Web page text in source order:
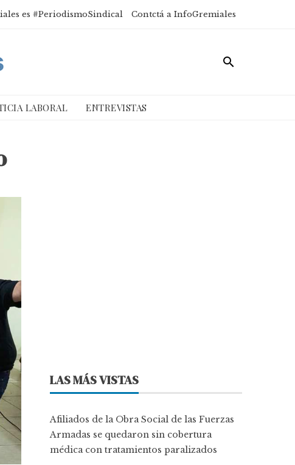
es #PeriodismoSindical Contctá a InfoGremiales
LABORAL ENTREVISTAS
LAS MÁS VISTAS
Afiliados de la Obra Social de las Fuerzas
Armadas se quedaron sin cobertura
médica con tratamientos paralizados